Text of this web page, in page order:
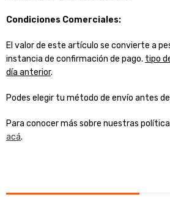
Condiciones Comerciales:
El valor de este artículo se convierte a
instancia de confirmación de pago. tipo
día anterior.
Podes elegir tu método de envío antes
Para conocer más sobre nuestras
acá.